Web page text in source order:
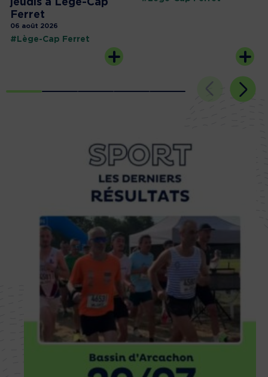
jeudis à Lège-Cap
Ferret
06 août 2026
#Lège-Cap Ferret